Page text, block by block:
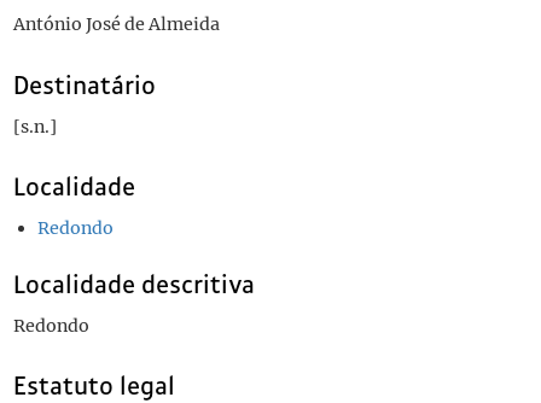
António José de Almeida
Destinatário
[s.n.]
Localidade
Redondo
Localidade descritiva
Redondo
Estatuto legal